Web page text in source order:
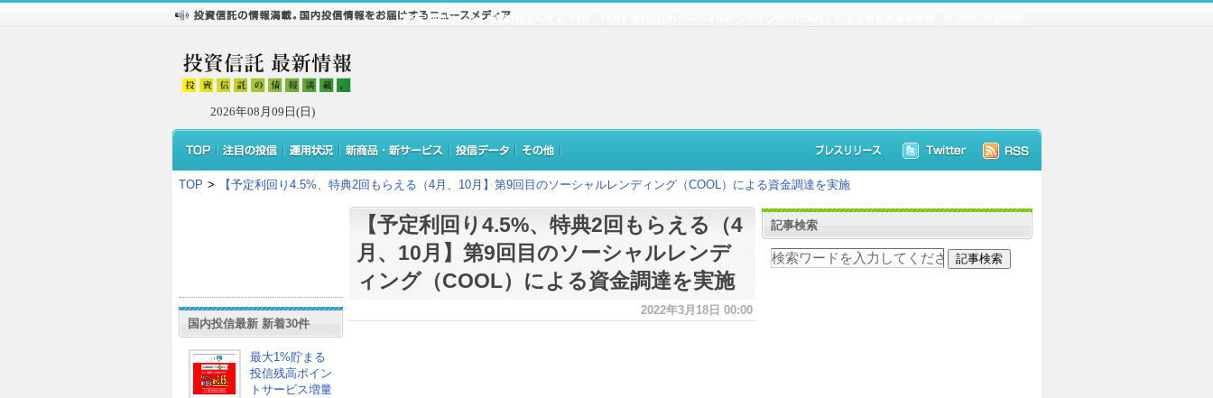
2026年08月09日(日)
【予定利回り4.5%、特典2回もらえる（4月、10月】第9回目のソーシャルレンディング（COOL）による資金調達を実施
TOP > 【予定利回り4.5%、特典2回もらえる（4月、10月】第9回目のソーシャルレンディング（COOL）による資金調達を実施
国内投信最新 新着30件
最大1%貯まる
投信残高ポイン
トサービス増量
【予定利回り4.5%、特典2回もらえる（4
月、10月】第9回目のソーシャルレンデ
ィング（COOL）による資金調達を実施
2022年3月18日 00:00
記事検索